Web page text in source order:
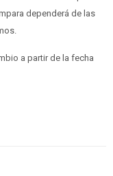
dependerá de las
a partir de la fecha